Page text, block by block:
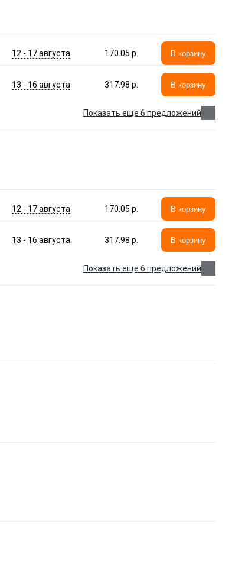
12 - 17 августа 170.05 p. В корзину
13 - 16 августа 317.98 p. В корзину
Показать еще 6 предложений
12 - 17 августа 170.05 p. В корзину
13 - 16 августа 317.98 p. В корзину
Показать еще 6 предложений